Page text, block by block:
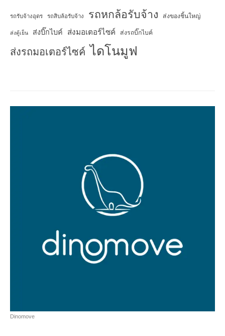
รถรับจ้างอุดร รถสิบล้อรับจ้าง รถหกล้อรับจ้าง ส่งของชิ้นใหญ่
ส่งตู้เย็น ส่งบิ๊กไบค์ ส่งมอเตอร์ไซค์ ส่งรถบิ๊กไบค์
ส่งรถมอเตอร์ไซค์ ไดโนมูฟ
Dinomove